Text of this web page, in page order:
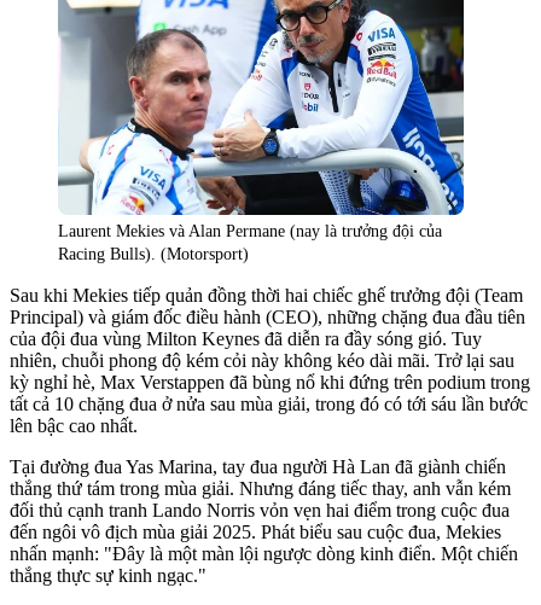
Laurent Mekies và Alan Permane (nay là trưởng đội của
Racing Bulls). (Motorsport)
Sau khi Mekies tiếp quản đồng thời hai chiếc ghế trưởng đội (Team
Principal) và giám đốc điều hành (CEO), những chặng đua đầu tiên
của đội đua vùng Milton Keynes đã diễn ra đầy sóng gió. Tuy
nhiên, chuỗi phong độ kém cỏi này không kéo dài mãi. Trở lại sau
kỳ nghỉ hè, Max Verstappen đã bùng nổ khi đứng trên podium trong
tất cả 10 chặng đua ở nửa sau mùa giải, trong đó có tới sáu lần bước
lên bậc cao nhất.
Tại đường đua Yas Marina, tay đua người Hà Lan đã giành chiến
thắng thứ tám trong mùa giải. Nhưng đáng tiếc thay, anh vẫn kém
đối thủ cạnh tranh Lando Norris vỏn vẹn hai điểm trong cuộc đua
đến ngôi vô địch mùa giải 2025. Phát biểu sau cuộc đua, Mekies
nhấn mạnh: "Đây là một màn lội ngược dòng kinh điển. Một chiến
thắng thực sự kinh ngạc."